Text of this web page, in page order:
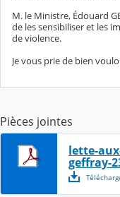
M. le Ministre, Édouard
de les sensibiliser et les
de violence.
Je vous prie de bien
Pièces jointes
lette-
geffray-